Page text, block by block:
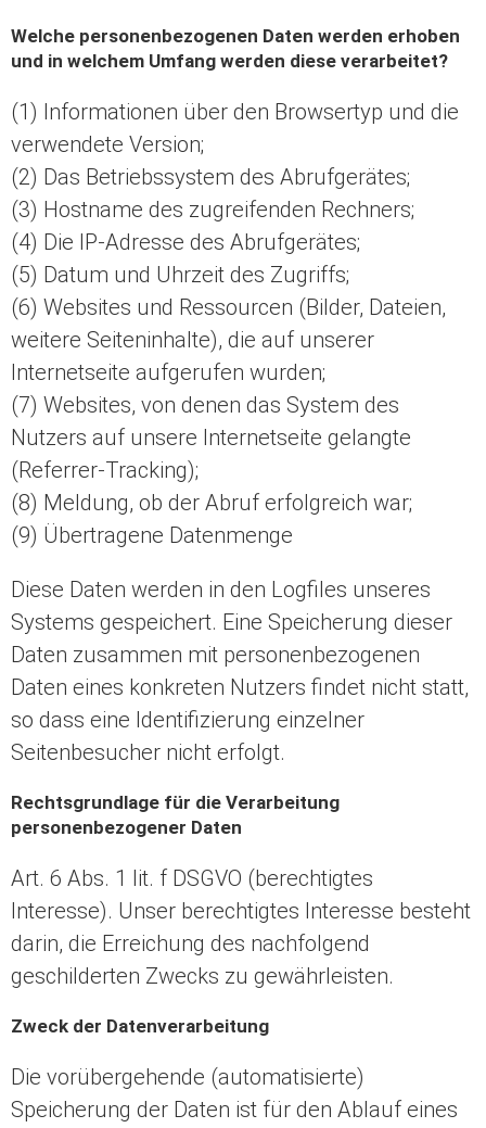
Welche personenbezogenen Daten werden erhoben
und in welchem Umfang werden diese verarbeitet?
(1) Informationen über den Browsertyp und die
verwendete Version;
(2) Das Betriebssystem des Abrufgerätes;
(3) Hostname des zugreifenden Rechners;
(4) Die IP-Adresse des Abrufgerätes;
(5) Datum und Uhrzeit des Zugriffs;
(6) Websites und Ressourcen (Bilder, Dateien,
weitere Seiteninhalte), die auf unserer
Internetseite aufgerufen wurden;
(7) Websites, von denen das System des
Nutzers auf unsere Internetseite gelangte
(Referrer-Tracking);
(8) Meldung, ob der Abruf erfolgreich war;
(9) Übertragene Datenmenge
Diese Daten werden in den Logfiles unseres
Systems gespeichert. Eine Speicherung dieser
Daten zusammen mit personenbezogenen
Daten eines konkreten Nutzers findet nicht statt,
so dass eine Identifizierung einzelner
Seitenbesucher nicht erfolgt.
Rechtsgrundlage für die Verarbeitung
personenbezogener Daten
Art. 6 Abs. 1 lit. f DSGVO (berechtigtes
Interesse). Unser berechtigtes Interesse besteht
darin, die Erreichung des nachfolgend
geschilderten Zwecks zu gewährleisten.
Zweck der Datenverarbeitung
Die vorübergehende (automatisierte)
Speicherung der Daten ist für den Ablauf eines